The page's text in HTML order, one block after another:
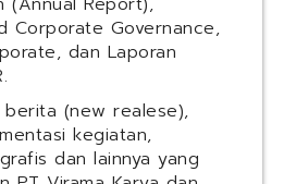
Corporate Governance,
dan Laporan
berita (new realese),
kegiatan,
dan lainnya yang